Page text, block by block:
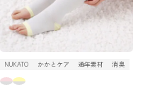
NUKATO かかとケア 通年素材 消臭